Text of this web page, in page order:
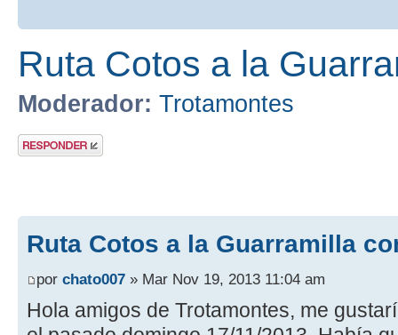
Ruta Cotos a la
Moderador: Trotamontes
Publicar una
respuesta
Ruta Cotos a la Guarramilla
por chato007 » Mar Nov 19, 2013 11:04 am
Hola amigos de Trotamontes, me